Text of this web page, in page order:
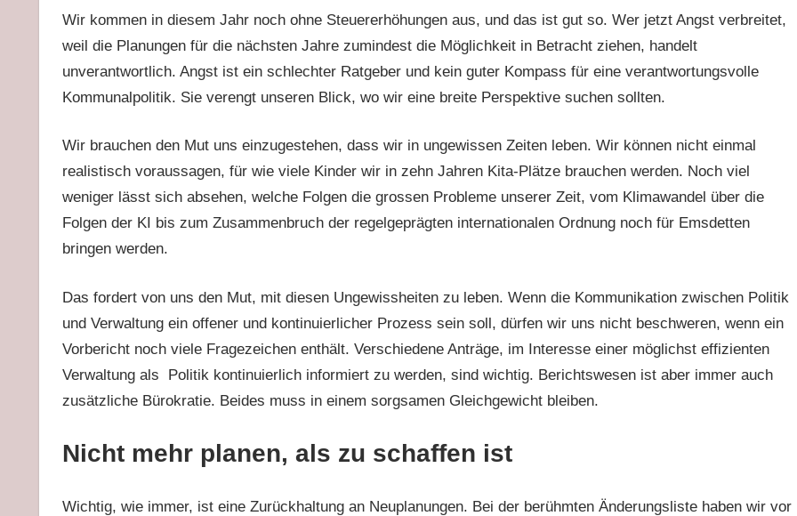
Wir kommen in diesem Jahr noch ohne Steuererhöhungen aus, und das ist gut so. Wer jetzt Angst verbreitet,
weil die Planungen für die nächsten Jahre zumindest die Möglichkeit in Betracht ziehen, handelt
unverantwortlich. Angst ist ein schlechter Ratgeber und kein guter Kompass für eine verantwortungsvolle
Kommunalpolitik. Sie verengt unseren Blick, wo wir eine breite Perspektive suchen sollten.
Wir brauchen den Mut uns einzugestehen, dass wir in ungewissen Zeiten leben. Wir können nicht einmal
realistisch voraussagen, für wie viele Kinder wir in zehn Jahren Kita-Plätze brauchen werden. Noch viel
weniger lässt sich absehen, welche Folgen die grossen Probleme unserer Zeit, vom Klimawandel über die
Folgen der KI bis zum Zusammenbruch der regelgeprägten internationalen Ordnung noch für Emsdetten
bringen werden.
Das fordert von uns den Mut, mit diesen Ungewissheiten zu leben. Wenn die Kommunikation zwischen Politik
und Verwaltung ein offener und kontinuierlicher Prozess sein soll, dürfen wir uns nicht beschweren, wenn ein
Vorbericht noch viele Fragezeichen enthält. Verschiedene Anträge, im Interesse einer möglichst effizienten
Verwaltung als Politik kontinuierlich informiert zu werden, sind wichtig. Berichtswesen ist aber immer auch
zusätzliche Bürokratie. Beides muss in einem sorgsamen Gleichgewicht bleiben.
Nicht mehr planen, als zu schaffen ist
Wichtig, wie immer, ist eine Zurückhaltung an Neuplanungen. Bei der berühmten Änderungsliste haben wir vor